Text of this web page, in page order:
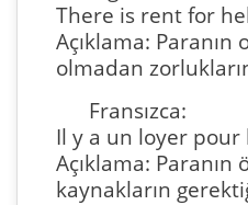
There is rent for
Açıklama:
olmadan
Fransızca:
Il y a un loyer pour
Açıklama:
kaynakların